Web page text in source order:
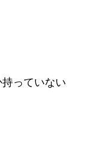
っていない